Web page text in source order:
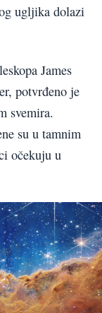
ugljika dolazi
James
potvrđeno je
svemira.
su u tamnim
očekuju u